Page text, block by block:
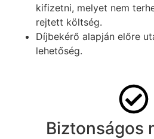
kifizetni, melyet nem
rejtett költség.
Díjbekérő alapján előre
lehetőség.
Biztonságos